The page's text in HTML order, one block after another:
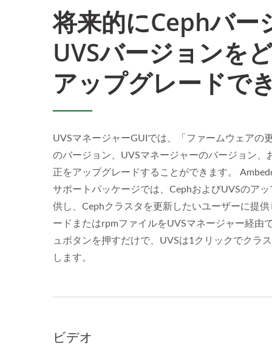
将来的にCephバー
UVSバージョンを
アップグレードで
UVSマネージャーGUIでは、「ファームウェアの
のバージョン、UVSマネージャーのバージョン、
正をアップグレードすることができます。
サポートパッケージでは、CephおよびUVSのア
供し、Cephクラスタを更新したいユーザーに提
ードまたはrpmファイルをUVSマネージャー経由
ュボタンを押すだけで、UVSは1クリックでクラ
します。
ビデオ